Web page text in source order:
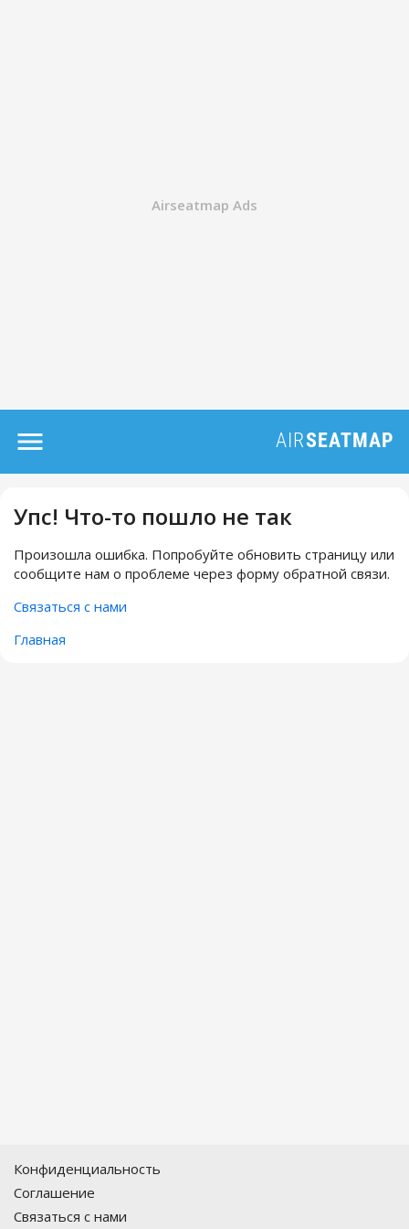
Упс! Что-то пошло не так
Произошла ошибка. Попробуйте обновить страницу или
сообщите нам о проблеме через форму обратной связи.
Связаться с нами
Главная
Конфиденциальность
Соглашение
Связаться с нами